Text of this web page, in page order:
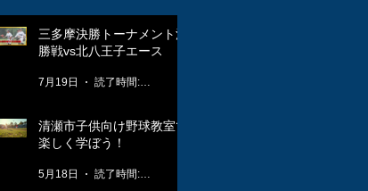
三多摩決勝トーナメント決
勝戦vs北八王子エース
7月19日
清瀬市子供向け野球教室で
楽しく学ぼう！
5月18日